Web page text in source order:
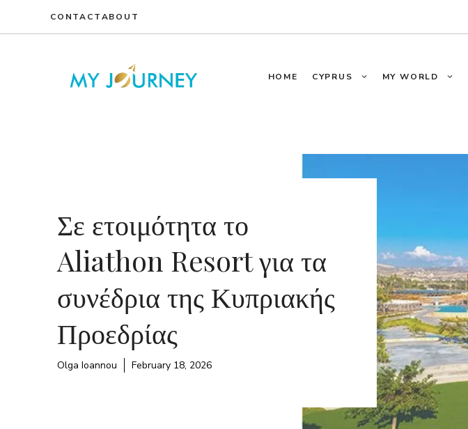
CONTACTABOUT
HOME CYPRUS MY WORLD
Σε ετοιμότητα το
Aliathon Resort για τα
συνέδρια της Κυπριακής
Προεδρίας
Olga Ioannou February 18, 2026